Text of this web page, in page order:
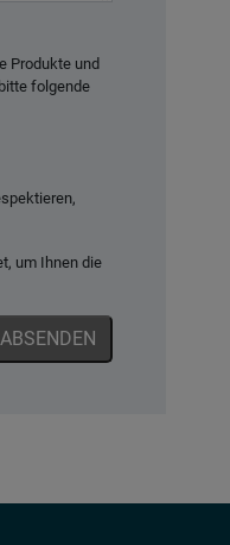
Produkte und
folgende
um Ihnen die